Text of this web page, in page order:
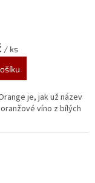
/ ks
je, jak už název
víno z bílých